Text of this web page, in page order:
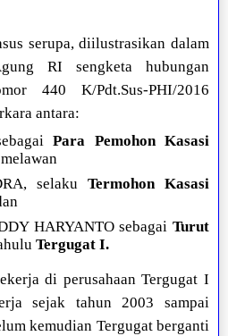
serupa, diilustrasikan dalam
RI sengketa hubungan
440 K/Pdt.Sus-PHI/2016
antara:
Para Pemohon Kasasi
selakuTermohon Kasasi
HARYANTO sebagaiTurut
Tergugat I.
di perusahaan Tergugat I
sejak tahun 2003 sampai
kemudian Tergugat berganti